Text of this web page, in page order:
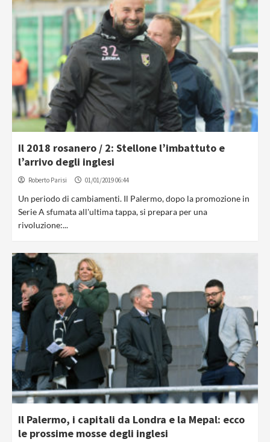
Il 2018 rosanero / 2: Stellone l’imbattuto e
l’arrivo degli inglesi
Roberto Parisi 01/01/2019 06:44
Un periodo di cambiamenti. Il Palermo, dopo la promozione in
Serie A sfumata all'ultima tappa, si prepara per una
rivoluzione:...
Il Palermo, i capitali da Londra e la Mepal: ecco
le prossime mosse degli inglesi